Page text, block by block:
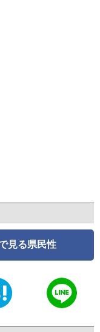
見る県民性